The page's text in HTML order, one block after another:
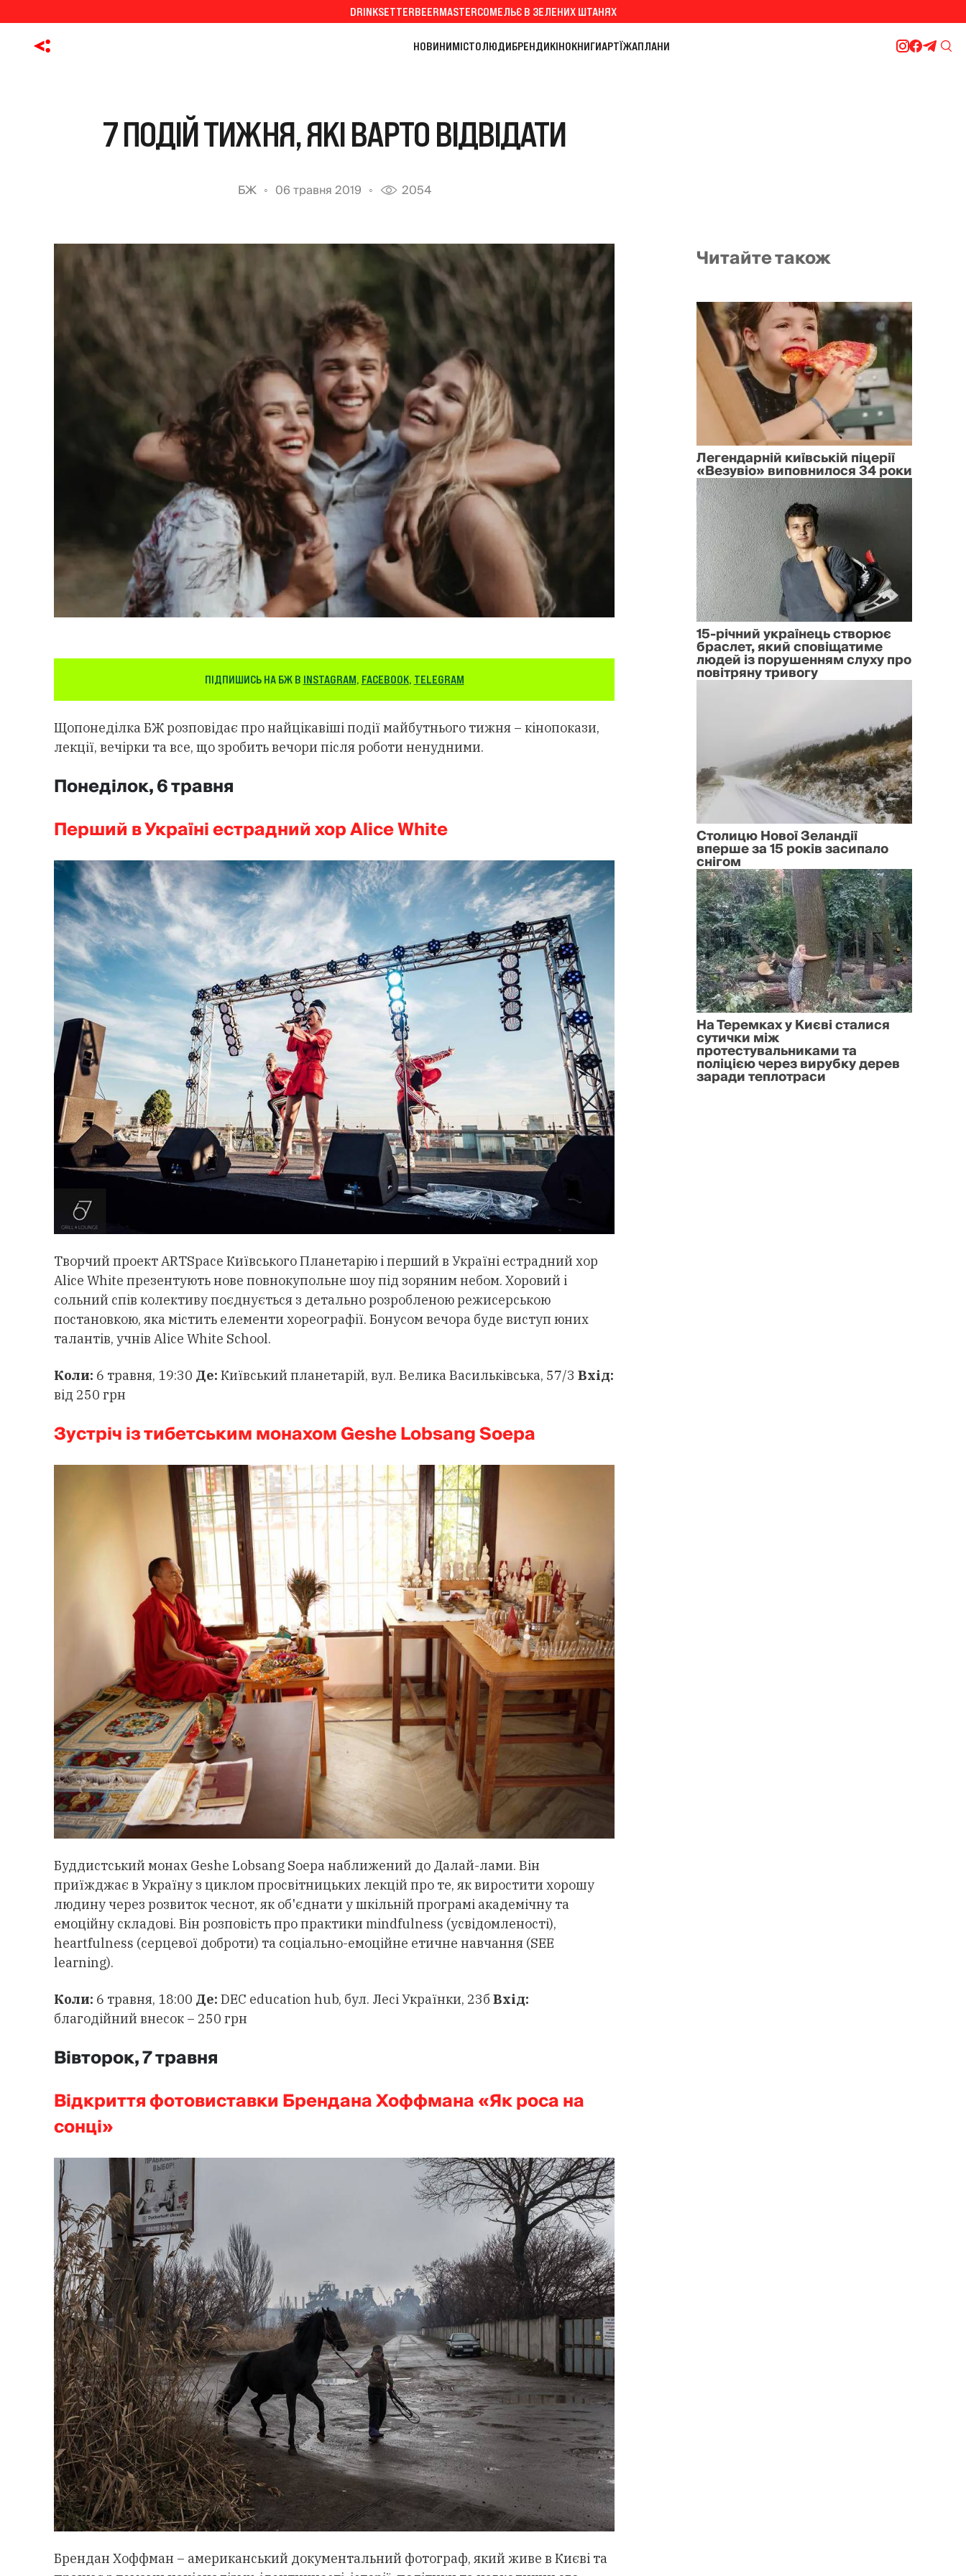
DRINKSETTERBEERMASTERСОМЕЛЬЄ В ЗЕЛЕНИХ ШТАНЯХ
НОВИНИМІСТОЛЮДИБРЕНДИКІНОКНИГИАРТЇЖАПЛАНИ
7 ПОДІЙ ТИЖНЯ, ЯКІ ВАРТО ВІДВІДАТИ
БЖ 06 травня 2019 2054
ПІДПИШИСЬ НА БЖ В INSTAGRAM, FACEBOOK, TELEGRAM
Щопонеділка БЖ розповідає про найцікавіші події майбутнього тижня – кінопокази,
лекції, вечірки та все, що зробить вечори після роботи ненудними.
Понеділок, 6 травня
Перший в Україні естрадний хор Alice White
Творчий проект ARTSpace Київського Планетарію і перший в Україні естрадний хор
Alice White презентують нове повнокупольне шоу під зоряним небом. Хоровий і
сольний спів колективу поєднується з детально розробленою режисерською
постановкою, яка містить елементи хореографії. Бонусом вечора буде виступ юних
талантів, учнів Alice White School.
Коли: 6 травня, 19:30 Де: Київський планетарій, вул. Велика Васильківська, 57/3 Вхід:
від 250 грн
Зустріч із тибетським монахом Geshe Lobsang Soepa
Буддистський монах Geshe Lobsang Soepa наближений до Далай-лами. Він
приїжджає в Україну з циклом просвітницьких лекцій про те, як виростити хорошу
людину через розвиток чеснот, як об'єднати у шкільній програмі академічну та
емоційну складові. Він розповість про практики mindfulness (усвідомленості),
heartfulness (серцевої доброти) та соціально-емоційне етичне навчання (SEE
learning).
Коли: 6 травня, 18:00 Де: DEC education hub, бул. Лесі Українки, 23б Вхід:
благодійний внесок – 250 грн
Вівторок, 7 травня
Відкриття фотовиставки Брендана Хоффмана «Як роса на
сонці»
Брендан Хоффман – американський документальний фотограф, який живе в Києві та
Читайте також
Легендарній київській піцерії
«Везувіо» виповнилося 34 роки
15-річний українець створює
браслет, який сповіщатиме
людей із порушенням слуху про
повітряну тривогу
Столицю Нової Зеландії
вперше за 15 років засипало
снігом
На Теремках у Києві сталися
сутички між
протестувальниками та
поліцією через вирубку дерев
заради теплотраси